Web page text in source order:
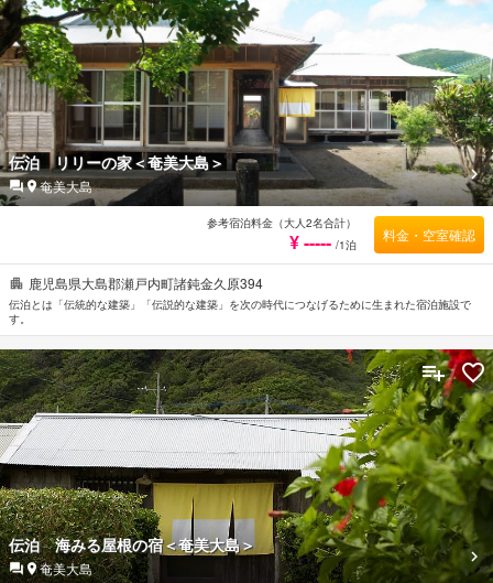
鹿児島県大島郡瀬戸内町諸鈍金久原394
伝泊とは「伝統的な建築」「伝説的な建築」を次の時代につなげるために生まれた宿泊施設で
す。
伝泊 リリーの家＜奄美大島＞
奄美大島
参考宿泊料金（大人2名合計）
¥ ----- /1泊
料金・空室確認
伝泊 海みる屋根の宿＜奄美大島＞
奄美大島